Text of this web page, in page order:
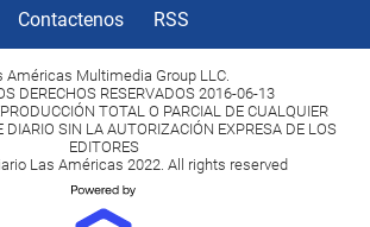
Contactenos RSS
Américas Multimedia Group LLC.
DERECHOS RESERVADOS 2016-06-13
TOTAL O PARCIAL DE CUALQUIER
DIARIO SIN LA AUTORIZACIÓN EXPRESA DE LOS
EDITORES
Las Américas 2022. All rights reserved